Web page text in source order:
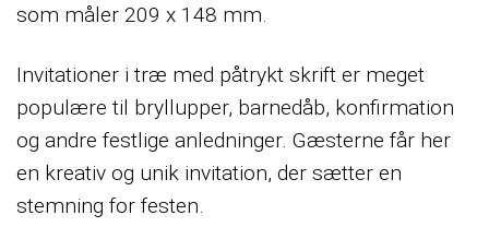
som måler 209 x 148 mm.
Invitationer i træ med påtrykt skrift er meget
populære til bryllupper, barnedåb, konfirmation
og andre festlige anledninger. Gæsterne får her
en kreativ og unik invitation, der sætter en
stemning for festen.